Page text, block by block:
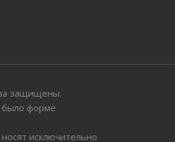
защищены.
было форме
исключительно